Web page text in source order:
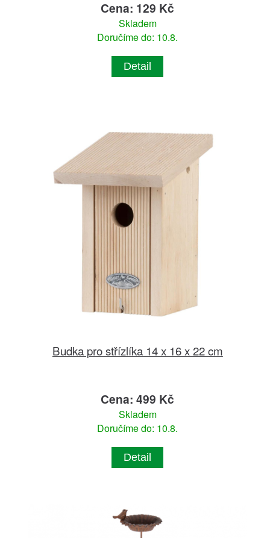
Cena: 129 Kč
Skladem
Doručíme do: 10.8.
Detail
Budka pro střízlíka 14 x 16 x 22 cm
Cena: 499 Kč
Skladem
Doručíme do: 10.8.
Detail